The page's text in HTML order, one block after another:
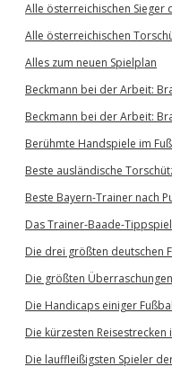
Alle österreichischen Sieger
Alle österreichischen
Alles zum neuen Spielplan
Beckmann bei der Arbeit:
Beckmann bei der Arbeit:
Berühmte Handspiele im
Beste ausländische
Beste Bayern-Trainer nach
Das Trainer-Baade-
Die drei größten deutschen
Die größten
Die Handicaps einiger
Die kürzesten
Die lauffleißigsten Spieler